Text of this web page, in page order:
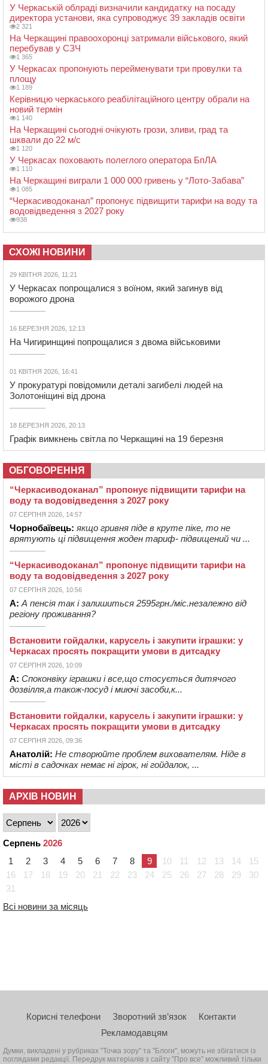
У Черкаській облраді визначили кандидатку на посаду
директора установи, яка супроводжує 39 закладів освіти
2 321
На Черкащині правоохоронці затримали військового, який
перебував у СЗЧ
1 365
У Черкасах пропонують перейменувати три провулки та
площу
1 189
Керівницю черкаського реабілітаційного центру обрали на
новий термін
1 140
На Черкащині сьогодні очікують грози, зливи, град та
шквали до 22 м/с
1 120
У Черкасах поховають полеглого оператора БпЛА
1 110
На Черкащині виграли 1 000 000 гривень у “Лото-Забава”
1 085
“Черкасиводоканал” пропонує підвищити тарифи на воду та
водовідведення з 2027 року
938
СХОЖІ НОВИНИ
29 КВІТНЯ 2026, 11:21
У Черкасах попрощалися з воїном, який загинув від
ворожого дрона
16 БЕРЕЗНЯ 2026, 12:13
На Чигиринщині попрощалися з двома військовими
01 КВІТНЯ 2026, 16:41
У прокуратурі повідомили деталі загибелі людей на
Золотоніщині від дрона
18 БЕРЕЗНЯ 2026, 20:13
Графік вимкнень світла по Черкащині на 19 березня
ОБГОВОРЕННЯ
“Черкасиводоканал” пропонує підвищити тарифи на
воду та водовідведення з 2027 року
07 СЕРПНЯ 2026, 14:57
Чорнобаївець: якщо гривня піде в круте піке, то не
врятують ці підвищення жоден тариф- підвищений чи ...
“Черкасиводоканал” пропонує підвищити тарифи на
воду та водовідведення з 2027 року
07 СЕРПНЯ 2026, 10:56
А: А пенсія так і залишиться 2595грн./міс.незалежно від
регіону проживання?
Встановити гойдалки, карусель і закупити іграшки: у
Черкасах просять покращити умови в дитсадку
07 СЕРПНЯ 2026, 10:09
А: Споконвіку іграшки і все,що стосується дитячого
дозвілля,а також-посуд і миючі засоби,к...
Встановити гойдалки, карусель і закупити іграшки: у
Черкасах просять покращити умови в дитсадку
07 СЕРПНЯ 2026, 09:36
Анатолій: Не створюйте проблем вихователям. Ніде в
місті в садочках немає ні гірок, ні гойдалок, ...
АРХІВ НОВИН
Серпень 2026
1
2 3 4 5 6 7 8 9 10 11 12 13 14
15
16
17 18 19 20 21 22 23 24 25 26 27 28 29
30
31
Всі новини за місяць
Корисні телефони Зворотний зв’язок
Контакти
Рекламодавцям
Думки, викладені у рубриках "Точка зору" та "Блоги", можуть не збігатися із
поглядами редакції. Передрук матеріалів з сайту "Про все" можливий тільки